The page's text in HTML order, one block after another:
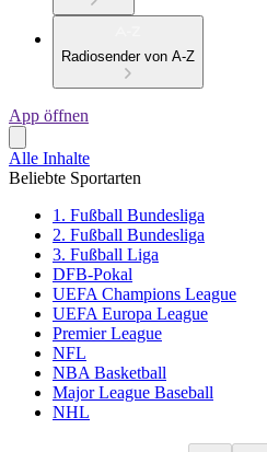
Radiosender von A-Z
App öffnen
Alle Inhalte
Beliebte Sportarten
1. Fußball Bundesliga
2. Fußball Bundesliga
3. Fußball Liga
DFB-Pokal
UEFA Champions League
UEFA Europa League
Premier League
NFL
NBA Basketball
Major League Baseball
NHL